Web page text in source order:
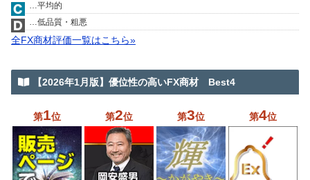
…平均的
…低品質・粗悪
全FX商材評価一覧はこちら»
【2026年1月版】優位性の高いFX商材 Best4
第1位 第2位 第3位 第4位